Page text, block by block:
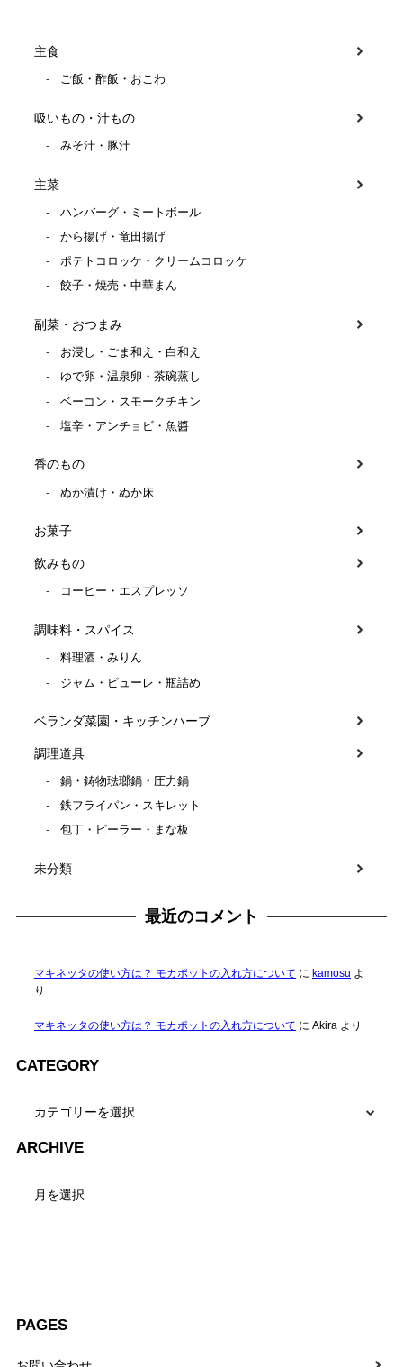
主食
ご飯・酢飯・おこわ
吸いもの・汁もの
みそ汁・豚汁
主菜
ハンバーグ・ミートボール
から揚げ・竜田揚げ
ポテトコロッケ・クリームコロッケ
餃子・焼売・中華まん
副菜・おつまみ
お浸し・ごま和え・白和え
ゆで卵・温泉卵・茶碗蒸し
ベーコン・スモークチキン
塩辛・アンチョビ・魚醬
香のもの
ぬか漬け・ぬか床
お菓子
飲みもの
コーヒー・エスプレッソ
調味料・スパイス
料理酒・みりん
ジャム・ピューレ・瓶詰め
ベランダ菜園・キッチンハーブ
調理道具
鍋・鋳物琺瑯鍋・圧力鍋
鉄フライパン・スキレット
包丁・ピーラー・まな板
未分類
最近のコメント
マキネッタの使い方は？ モカポットの入れ方について に kamosu よ
り
マキネッタの使い方は？ モカポットの入れ方について に Akiraより
CATEGORY
CATEGORY
ARCHIVE
PAGES